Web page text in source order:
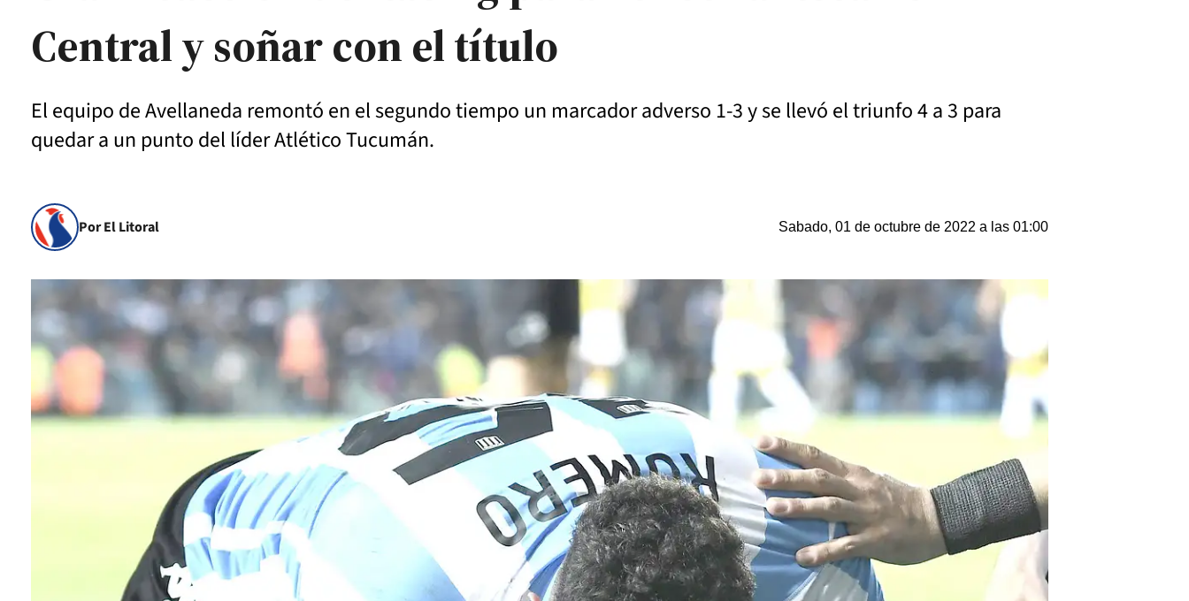
Central y soñar con el título
El equipo de Avellaneda remontó en el segundo tiempo un marcador adverso 1-3 y se llevó el triunfo 4 a 3 para
quedar a un punto del líder Atlético Tucumán.
Por El Litoral Sabado, 01 de octubre de 2022 a las 01:00